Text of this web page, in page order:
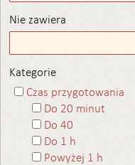
Nie zawiera
Kategorie
Czas przygotowania
Do 20 minut
Do 40
Do 1 h
Powyżej 1 h